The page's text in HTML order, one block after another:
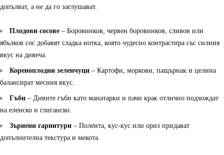
допълват, а не да го заглушават.
Плодови сосове – Боровинков, червен боровинков, сливов или
ябълков сос добавят сладка нотка, която чудесно контрастира със силния
вкус на дивеча.
Кореноплодни зеленчуци – Картофи, моркови, пащърнак и целина
балансират месния вкус.
Гъби – Дивите гъби като манатарки и пачи крак отлично подхождат
на еленско и глиганско.
Зърнени гарнитури – Полента, кус-кус или ориз придават
допълнителна текстура и мекота.